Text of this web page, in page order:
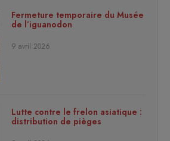
Fermeture temporaire du Musée
de l’iguanodon
9 avril 2026
Lutte contre le frelon asiatique :
distribution de pièges